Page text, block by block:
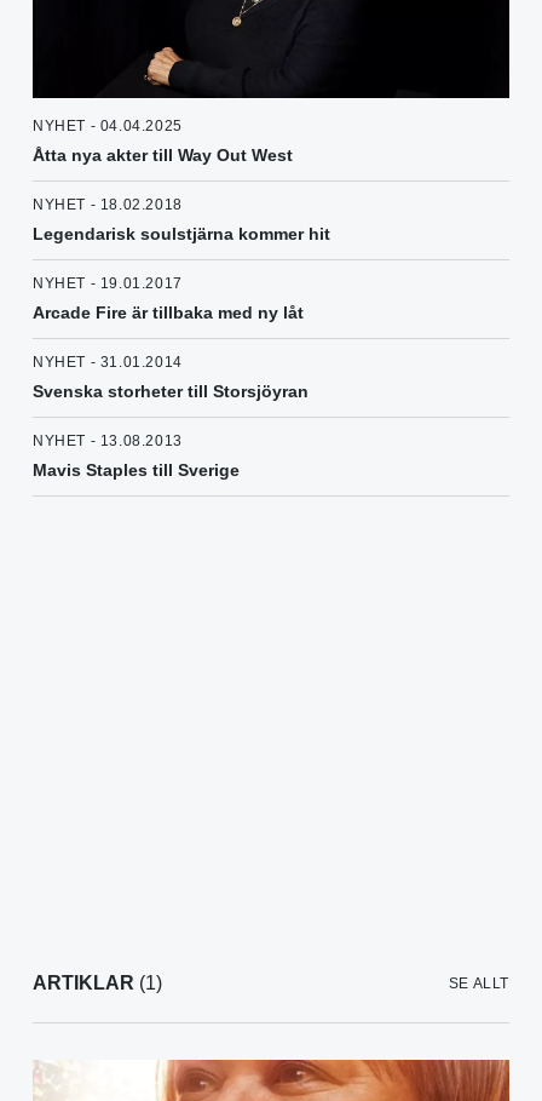
NYHET - 04.04.2025
Åtta nya akter till Way Out West
NYHET - 18.02.2018
Legendarisk soulstjärna kommer hit
NYHET - 19.01.2017
Arcade Fire är tillbaka med ny låt
NYHET - 31.01.2014
Svenska storheter till Storsjöyran
NYHET - 13.08.2013
Mavis Staples till Sverige
ARTIKLAR (1) SE ALLT